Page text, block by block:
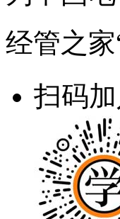
经管之
扫码